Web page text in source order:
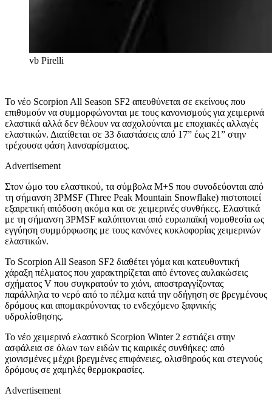
vb Pirelli
Το νέο Scorpion All Season SF2 απευθύνεται σε εκείνους που
επιθυμούν να συμμορφώνονται με τους κανονισμούς για χειμερινά
ελαστικά αλλά δεν θέλουν να ασχολούνται με εποχιακές αλλαγές
ελαστικών. Διατίθεται σε 33 διαστάσεις από 17” έως 21” στην
τρέχουσα φάση λανσαρίσματος.
Advertisement
Στον ώμο του ελαστικού, τα σύμβολα M+S που συνοδεύονται από
τη σήμανση 3PMSF (Three Peak Mountain Snowflake) πιστοποιεί
εξαιρετική απόδοση ακόμα και σε χειμερινές συνθήκες. Ελαστικά
με τη σήμανση 3PMSF καλύπτονται από ευρωπαϊκή νομοθεσία ως
εγγύηση συμμόρφωσης με τους κανόνες κυκλοφορίας χειμερινών
ελαστικών.
Το Scorpion All Season SF2 διαθέτει γόμα και κατευθυντική
χάραξη πέλματος που χαρακτηρίζεται από έντονες αυλακώσεις
σχήματος V που συγκρατούν το χιόνι, αποστραγγίζοντας
παράλληλα το νερό από το πέλμα κατά την οδήγηση σε βρεγμένους
δρόμους και απομακρύνοντας το ενδεχόμενο ξαφνικής
υδρολίσθησης.
Το νέο χειμερινό ελαστικό Scorpion Winter 2 εστιάζει στην
ασφάλεια σε όλων των ειδών τις καιρικές συνθήκες: από
χιονισμένες μέχρι βρεγμένες επιφάνειες, ολισθηρούς και στεγνούς
δρόμους σε χαμηλές θερμοκρασίες.
Advertisement